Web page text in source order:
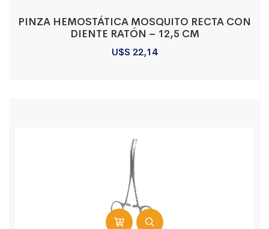
PINZA HEMOSTÁTICA MOSQUITO RECTA CON
DIENTE RATÓN – 12,5 CM
U$S 22,14